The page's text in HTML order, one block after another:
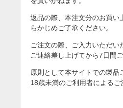
返品の際、本注文分のお買い
らかじめご了承ください。
ご注文の際、ご入力いただ
ご連絡差し上げてから7日間
原則として本サイトでの製品
18歳未満のご利用者によるご